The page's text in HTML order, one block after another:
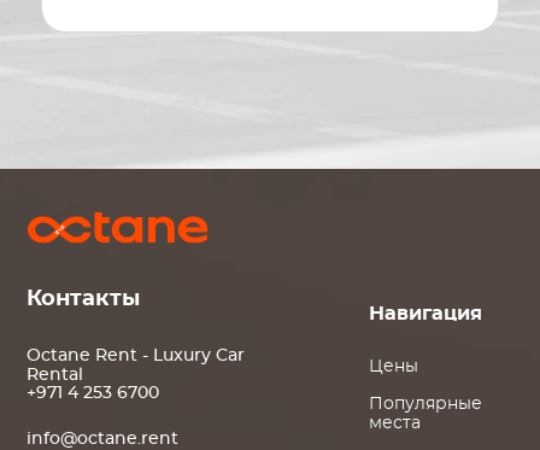
Контакты
Octane Rent - Luxury Car
Rental
+971 4 253 6700
info@octane.rent
Навигация
Цены
Популярные
места